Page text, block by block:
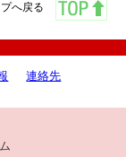
プへ戻る
連絡先